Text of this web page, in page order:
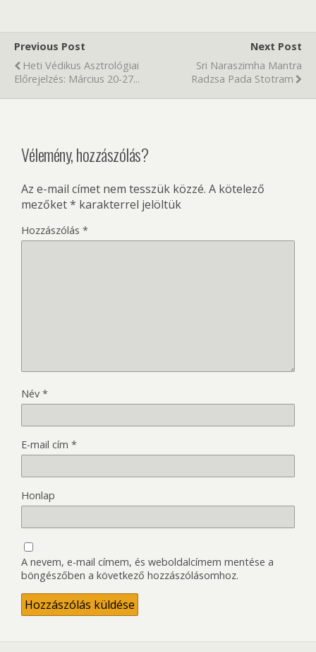
Previous Post
Heti Védikus Asztrológiai
Előrejelzés: Március 20-27...
Next Post
Sri Naraszimha Mantra
Radzsa Pada Stotram
Vélemény, hozzászólás?
Az e-mail címet nem tesszük közzé. A kötelező
mezőket* karakterrel jelöltük
Hozzászólás *
Név *
E-mail cím *
Honlap
A nevem, e-mail címem, és weboldalcímem mentése a
böngészőben a következő hozzászólásomhoz.